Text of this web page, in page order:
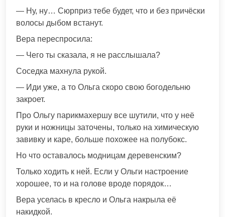
— Ну, ну… Сюрприз тебе будет, что и без причёски
волосы дыбом встанут.
Вера переспросила:
— Чего ты сказала, я не расслышала?
Соседка махнула рукой.
— Иди уже, а то Ольга скоро свою богодельню
закроет.
Про Ольгу парикмахершу все шутили, что у неё
руки и ножницы заточены, только на химическую
завивку и каре, больше похожее на полубокс.
Но что оставалось модницам деревенским?
Только ходить к ней. Если у Ольги настроение
хорошее, то и на голове вроде порядок…
Вера уселась в кресло и Ольга накрыла её
накидкой.